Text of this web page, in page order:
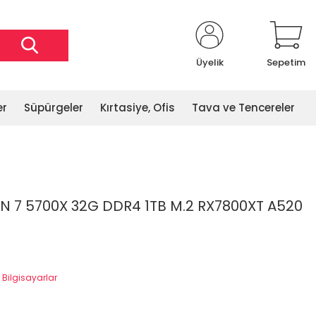
Üyelik Sepetim
Süpürgeler Kırtasiye, Ofis Tava ve Tencereler
7 5700X 32G DDR4 1TB M.2 RX7800XT A520